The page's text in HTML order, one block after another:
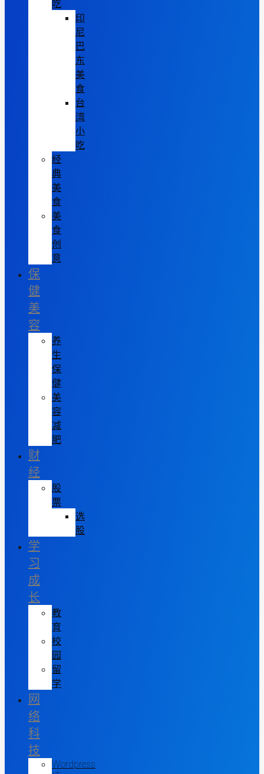
吃
印
尼
巴
东
美
食
台
湾
小
吃
经
典
美
食
美
食
创
意
保
健
美
容
养
生
保
健
美
容
减
肥
财
经
股
票
选
股
学
习
成
长
教
育
校
园
留
学
网
络
科
技
Wordpress